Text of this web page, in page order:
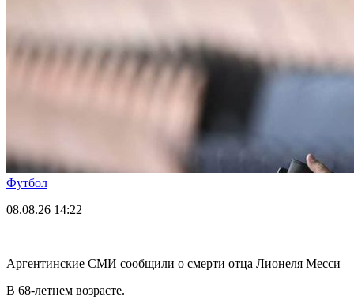
Футбол
08.08.26 14:22
Аргентинские СМИ сообщили о смерти отца Лионеля Месси
В 68-летнем возрасте.